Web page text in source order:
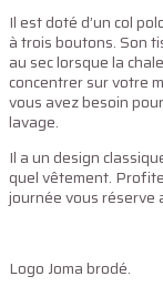
Il est doté d’un col
à trois boutons. Son
au sec lorsque la
concentrer sur votre
vous avez besoin
lavage.
Il a un design
quel vêtement.
journée vous réserve
Logo Joma brodé.